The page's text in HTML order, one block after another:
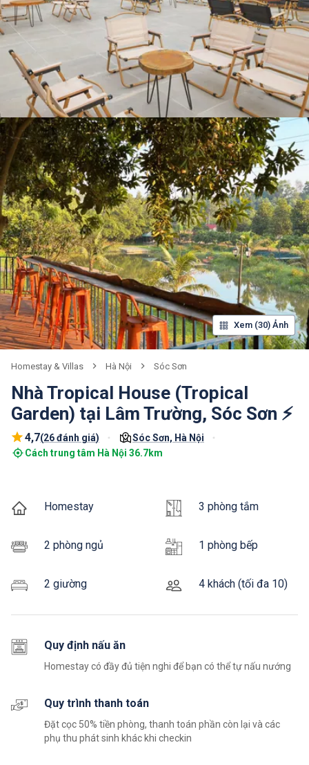
Xem (30) Ảnh
Homestay & Villas Hà Nội Sóc Sơn
Nhà Tropical House (Tropical
Garden) tại Lâm Trường, Sóc Sơn ⚡
4,7(26 đánh giá)
Sóc Sơn, Hà Nội
Cách trung tâm Hà Nội 36.7km
Homestay 3 phòng tắm
2 phòng ngủ 1 phòng bếp
2 giường 4 khách (tối đa 10)
Quy định nấu ăn
Homestay có đầy đủ tiện nghi để bạn có thể tự nấu nướng
Quy trình thanh toán
Đặt cọc 50% tiền phòng, thanh toán phần còn lại và các
phụ thu phát sinh khác khi checkin